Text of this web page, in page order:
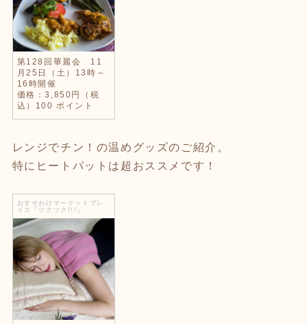
第128回華麗会 11
月25日（土）13時～
16時開催
価格：3,850円（税
込）100 ポイント
レンジでチン！の温めグッズのご紹介。
特にヒートパットは超おススメです！
おすそわけマーケットプレ
イス「ツクツク!!!」